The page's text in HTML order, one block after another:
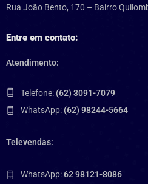
Rua João Bento, 170 – Bairro
Entre em contato:
Atendimento:
Telefone: (62) 3091-7079
WhatsApp: (62) 98244-5664
Televendas:
WhatsApp:62 98121-8086